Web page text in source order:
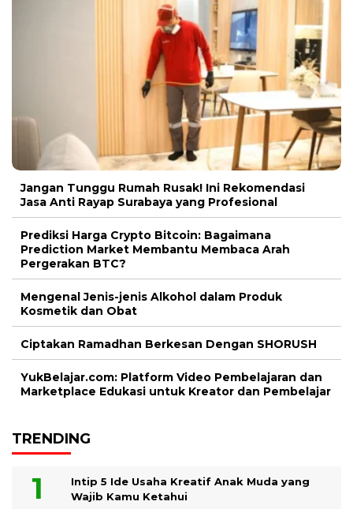
Jangan Tunggu Rumah Rusak! Ini Rekomendasi
Jasa Anti Rayap Surabaya yang Profesional
Prediksi Harga Crypto Bitcoin: Bagaimana
Prediction Market Membantu Membaca Arah
Pergerakan BTC?
Mengenal Jenis-jenis Alkohol dalam Produk
Kosmetik dan Obat
Ciptakan Ramadhan Berkesan Dengan SHORUSH
YukBelajar.com: Platform Video Pembelajaran dan
Marketplace Edukasi untuk Kreator dan Pembelajar
TRENDING
Intip 5 Ide Usaha Kreatif Anak Muda yang
Wajib Kamu Ketahui